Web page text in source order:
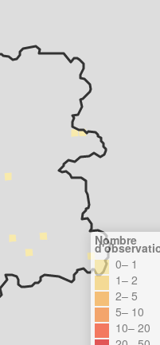
Nombre
0– 1
1– 2
2– 5
5– 10
10– 20